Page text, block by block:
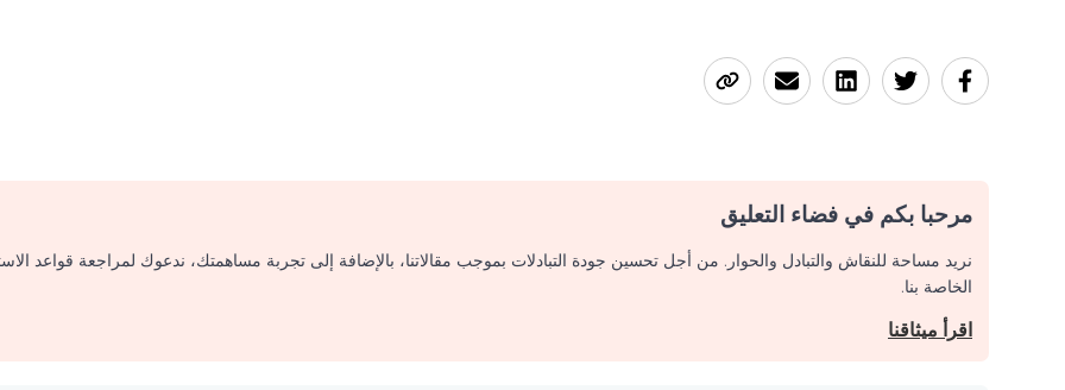
مرحبا بكم في فضاء التعليق
نريد مساحة للنقاش والتبادل والحوار. من أجل تحسين جودة التبادلات بموجب مقالاتنا، بالإضافة إلى تجربة مساهمتك، ندعوك لمراجعة قواعد
الخاصة بنا.
اقرأ ميثاقنا